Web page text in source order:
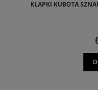
KLAPKI KUBOTA